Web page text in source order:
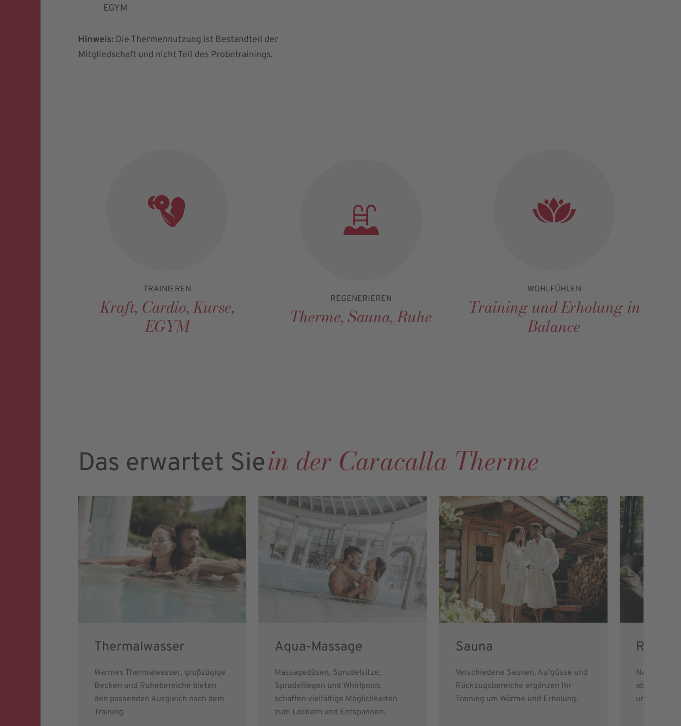
EGYM
Hinweis: Die Thermennutzung ist Bestandteil der
Mitgliedschaft und nicht Teil des Probetrainings.
TRAINIEREN
Kraft, Cardio, Kurse,
EGYM
REGENERIEREN
Therme, Sauna, Ruhe
WOHLFÜHLEN
Training und Erholung in
Balance
Das erwartet Siein der Caracalla Therme
Thermalwasser
Warmes Thermalwasser, großzügige
Becken und Ruhebereiche bieten
den passenden Ausgleich nach dem
Training.
Aqua-Massage
Massagedüsen, Sprudelsitze,
Sprudelliegen und Whirlpools
schaffen vielfältige Möglichkeiten
zum Lockern und Entspannen.
Sauna
Verschiedene Saunen, Aufgüsse und
Rückzugsbereiche ergänzen Ihr
Training um Wärme und Erholung.
Ruhe
Nach dem
abschalten
und ohne